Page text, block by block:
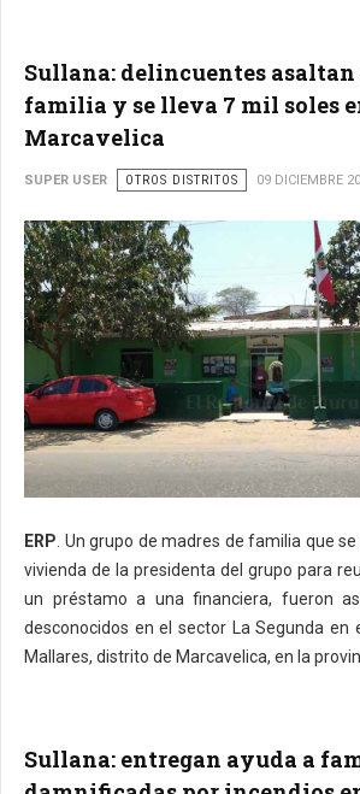
Sullana: delincuentes asaltan
familia y se lleva 7 mil soles
Marcavelica
SUPER USER OTROS DISTRITOS 09 DICIEMBRE
ERP . Un grupo de madres de familia que
vivienda de la presidenta del grupo para
un préstamo a una financiera, fueron
desconocidos en el sector La Segunda en
Mallares, distrito de Marcavelica, en la
Sullana: entregan ayuda a